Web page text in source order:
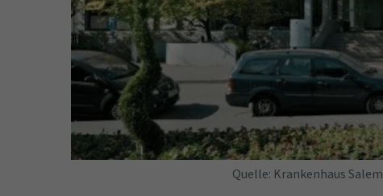
Quelle: Krankenhaus Salem